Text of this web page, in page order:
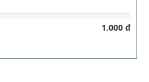
1,000 đ